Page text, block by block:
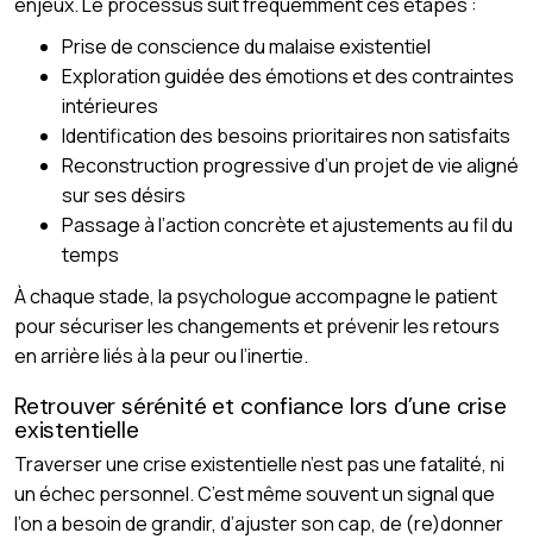
Prise de conscience du malaise existentiel
Exploration guidée des émotions et des contraintes
intérieures
Identification des besoins prioritaires non satisfaits
Reconstruction progressive d’un projet de vie aligné
sur ses désirs
Passage à l’action concrète et ajustements au fil du
temps
À chaque stade, la psychologue accompagne le patient
pour sécuriser les changements et prévenir les retours
en arrière liés à la peur ou l’inertie.
Retrouver sérénité et confiance lors d’une crise
existentielle
Traverser une crise existentielle n’est pas une fatalité, ni
un échec personnel. C’est même souvent un signal que
l’on a besoin de grandir, d’ajuster son cap, de (re)donner